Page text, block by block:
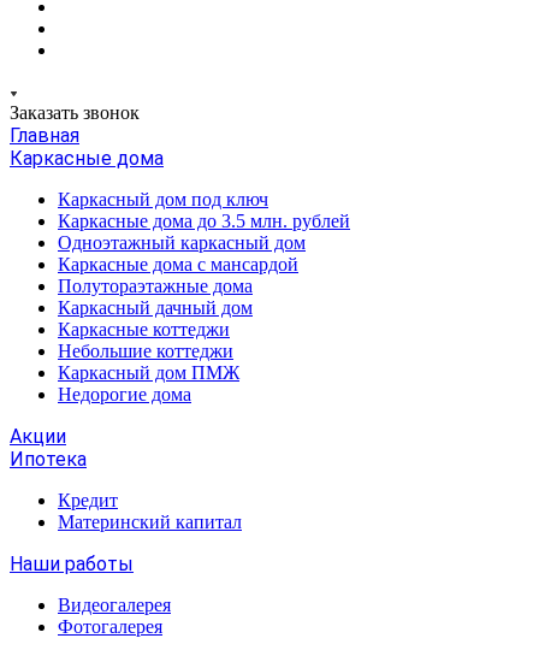
Заказать звонок
Главная
Каркасные дома
Каркасный дом под ключ
Каркасные дома до 3.5 млн. рублей
Одноэтажный каркасный дом
Каркасные дома с мансардой
Полутораэтажные дома
Каркасный дачный дом
Каркасные коттеджи
Небольшие коттеджи
Каркасный дом ПМЖ
Недорогие дома
Акции
Ипотека
Кредит
Материнский капитал
Наши работы
Видеогалерея
Фотогалерея